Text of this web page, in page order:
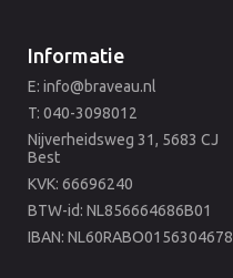
Informatie
E: info@braveau.nl
T: 040-3098012
Nijverheidsweg 31, 5683 CJ
Best
KVK: 66696240
BTW-id: NL856664686B01
IBAN: NL60RABO0156304678